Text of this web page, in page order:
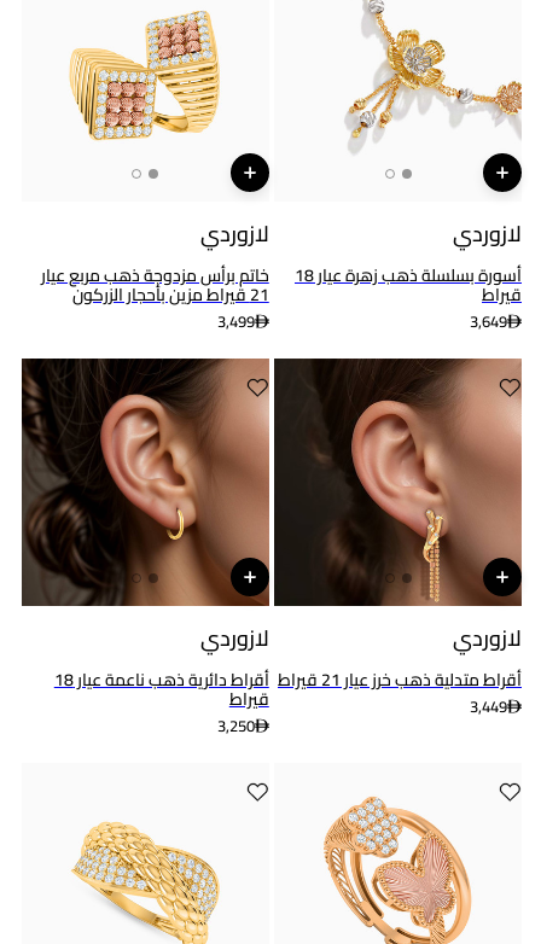
لازوردي
أسورة بسلسلة ذهب زهرة عيار 18
قيراط
3,649
لازوردي
خاتم برأس مزدوجة ذهب مربع عيار
21 قيراط مزين بأحجار الزركون
3,499
لازوردي
أقراط متدلية ذهب خرز عيار 21 قيراط
3,449
لازوردي
أقراط دائرية ذهب ناعمة عيار 18
قيراط
3,250